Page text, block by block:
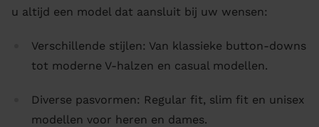
u altijd een model dat aansluit bij uw wensen:
Verschillende stijlen: Van klassieke button-downs
tot moderne V-halzen en casual modellen.
Diverse pasvormen: Regular fit, slim fit en unisex
modellen voor heren en dames.